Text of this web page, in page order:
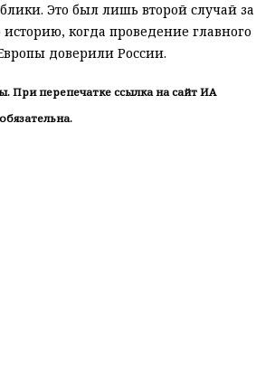
Это был лишь второй случай за
когда проведение главного
доверили России.
При перепечатке ссылка на сайт ИА